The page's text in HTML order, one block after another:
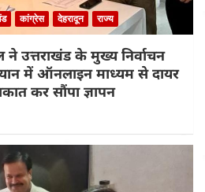
कांग्रेस देहरादून राज्य
ने उत्तराखंड के मुख्य निर्वाचन
में ऑनलाइन माध्यम से दायर
कर सौंपा ज्ञापन